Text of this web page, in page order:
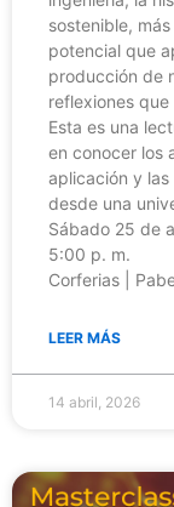
sostenible,
potencial que
producción de
reflexiones
Esta es una
en conocer los
aplicación y
desde una
Sábado 25 de
5:00 p. m.
Corferias |
LEER MÁS
14 abril, 2026